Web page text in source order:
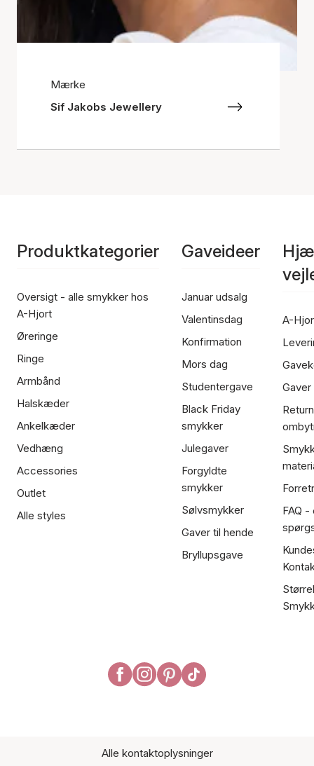
Mærke
Sif Jakobs Jewellery
Produktkategorier
Oversigt - alle smykker hos
A-Hjort
Øreringe
Ringe
Armbånd
Halskæder
Ankelkæder
Vedhæng
Accessories
Outlet
Alle styles
Gaveideer
Januar udsalg
Valentinsdag
Konfirmation
Mors dag
Studentergave
Black Friday
smykker
Julegaver
Forgyldte
smykker
Sølvsmykker
Gaver til hende
Bryllupsgave
A-
FAQ
Alle kontaktoplysninger